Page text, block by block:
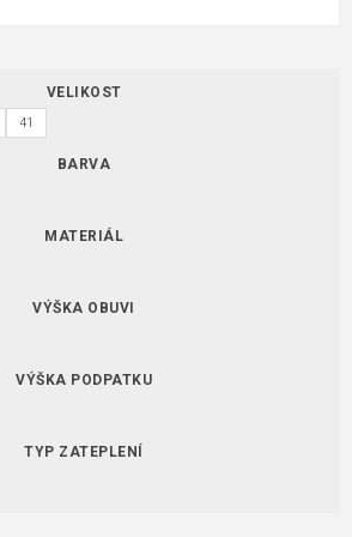
VELIKOST
41
BARVA
MATERIÁL
VÝŠKA OBUVI
VÝŠKA PODPATKU
TYP ZATEPLENÍ